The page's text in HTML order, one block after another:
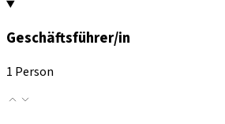
Geschäftsführer/in
1 Person